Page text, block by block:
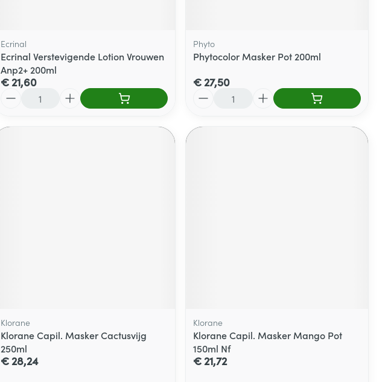
Ecrinal
Ecrinal Verstevigende Lotion Vrouwen
Anp2+ 200ml
€ 21,60
Phyto
Phytocolor Masker Pot 200ml
€ 27,50
Klorane
Klorane Capil. Masker Cactusvijg
250ml
€ 28,24
Klorane
Klorane Capil. Masker Mango Pot
150ml Nf
€ 21,72